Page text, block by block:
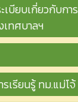
เบียบเกี่ยวกับการ
ทศบาลฯ
เรียนรู้ ทม.แม่โจ้